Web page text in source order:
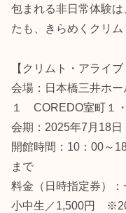
包まれる非日常体験
たも、きらめくクリム
【クリムト・アライブ
会場：日本橋三井ホ
１ COREDO室町１・
会期：2025年7月18日
開館時間：10：00
まで
料金（日時指定券）
小中生／1,500円